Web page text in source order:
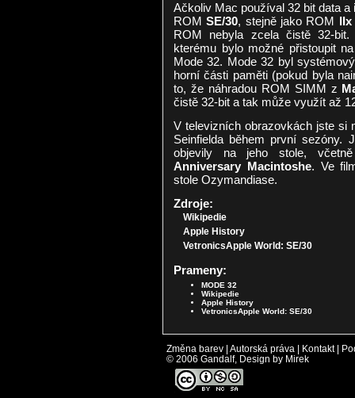
Ačkoliv Mac používal 32 bit data
ROMSE/30, stejně jako ROM IIx
ROM nebyla zcela čistě 32-
kterému bylo možné přistoupit
Mode 32. Mode 32 byl
horní části paměti (pokud byla
to, že náhradou ROM SIMM z
čistě 32-bit a tak může využít až
V televizních obrazovkách jste si
Seinfielda během první
objevily na jeho stole,
Anniversary Macintoshe. Ve
stole Ozymandiase.
Zdroje:
Wikipedie
Apple History
VetronicsApple World: SE/30
Prameny:
MODE 32
Wikipedie
Apple History
VetronicsApple World: SE/30
Změna barev | Autorská práva | Kontakt|
© 2006 Gandalf, Design by Mirek